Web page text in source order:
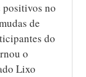
positivos no
de
do
o
Lixo